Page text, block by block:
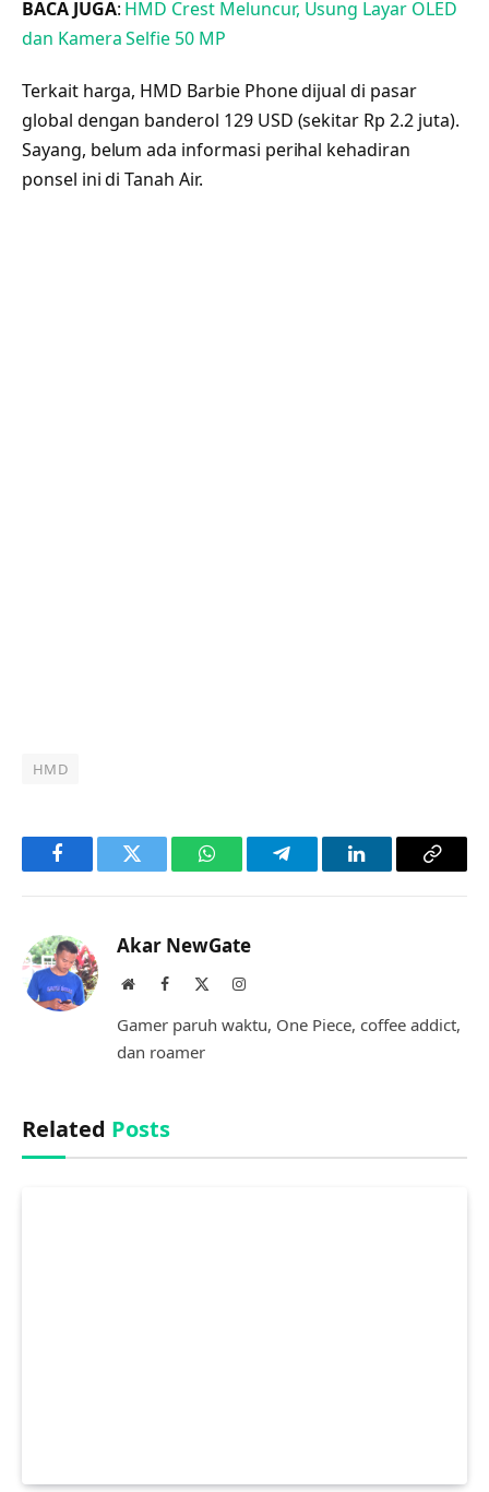
BACA JUGA: HMD Crest Meluncur, Usung Layar OLED
dan Kamera Selfie 50 MP
Terkait harga, HMD Barbie Phone dijual di pasar
global dengan banderol 129 USD (sekitar Rp 2.2 juta).
Sayang, belum ada informasi perihal kehadiran
ponsel ini di Tanah Air.
HMD
FacebookTwitter WhatsAppTelegramLinkedInCopy
Akar NewGate
WebsiteFacebook Instagram
Gamer paruh waktu, One Piece, coffee addict,
dan roamer
Related Posts